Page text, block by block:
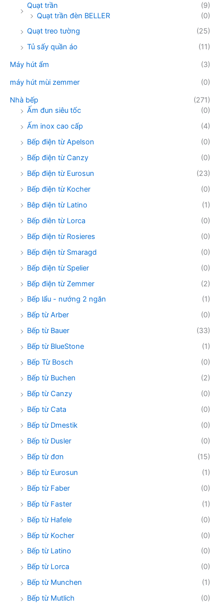
Quạt trần
(9)
Quạt trần đèn BELLER
(0)
Quạt treo tường
(25)
Tủ sấy quần áo
(11)
Máy hút ẩm
(3)
máy hút mùi zemmer
(0)
Nhà bếp
(271)
Ấm đun siêu tốc
(0)
Ấm inox cao cấp
(4)
Bếp điện từ Apelson
(0)
Bếp điện từ Canzy
(0)
Bếp điện từ Eurosun
(23)
Bếp điện từ Kocher
(0)
Bêp điện từ Latino
(1)
Bếp điên từ Lorca
(0)
Bếp điện từ Rosieres
(0)
Bếp điện từ Smaragd
(0)
Bếp điện từ Spelier
(0)
Bếp điện từ Zemmer
(2)
Bếp lẩu - nướng 2 ngăn
(1)
Bếp từ Arber
(0)
Bếp từ Bauer
(33)
Bếp từ BlueStone
(1)
Bếp Từ Bosch
(0)
Bếp từ Buchen
(2)
Bếp từ Canzy
(0)
Bếp từ Cata
(0)
Bếp từ Dmestik
(0)
Bếp từ Dusler
(0)
Bếp từ đơn
(15)
Bếp từ Eurosun
(1)
Bếp từ Faber
(0)
Bếp từ Faster
(1)
Bếp từ Hafele
(0)
Bếp từ Kocher
(0)
Bếp từ Latino
(0)
Bếp từ Lorca
(0)
Bếp từ Munchen
(1)
Bếp từ Mutlich
(0)